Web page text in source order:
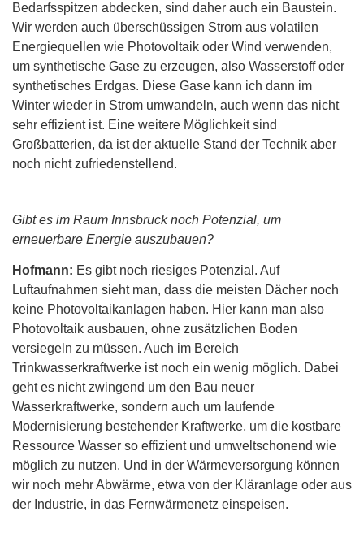
Bedarfsspitzen abdecken, sind daher auch ein Baustein.
Wir werden auch überschüssigen Strom aus volatilen
Energiequellen wie Photovoltaik oder Wind verwenden,
um synthetische Gase zu erzeugen, also Wasserstoff oder
synthetisches Erdgas. Diese Gase kann ich dann im
Winter wieder in Strom umwandeln, auch wenn das nicht
sehr effizient ist. Eine weitere Möglichkeit sind
Großbatterien, da ist der aktuelle Stand der Technik aber
noch nicht zufriedenstellend.
Gibt es im Raum Innsbruck noch Potenzial, um
erneuerbare Energie auszubauen?
Hofmann: Es gibt noch riesiges Potenzial. Auf
Luftaufnahmen sieht man, dass die meisten Dächer noch
keine Photovoltaikanlagen haben. Hier kann man also
Photovoltaik ausbauen, ohne zusätzlichen Boden
versiegeln zu müssen. Auch im Bereich
Trinkwasserkraftwerke ist noch ein wenig möglich. Dabei
geht es nicht zwingend um den Bau neuer
Wasserkraftwerke, sondern auch um laufende
Modernisierung bestehender Kraftwerke, um die kostbare
Ressource Wasser so effizient und umweltschonend wie
möglich zu nutzen. Und in der Wärmeversorgung können
wir noch mehr Abwärme, etwa von der Kläranlage oder aus
der Industrie, in das Fernwärmenetz einspeisen.